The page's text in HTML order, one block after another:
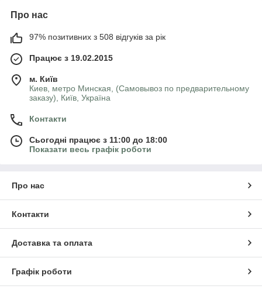
Про нас
97% позитивних з 508 відгуків за рік
Працює з 19.02.2015
м. Київ
Киев, метро Минская, (Самовывоз по предварительному
заказу), Київ, Україна
Контакти
Сьогодні працює з 11:00 до 18:00
Показати весь графік роботи
Про нас
Контакти
Доставка та оплата
Графік роботи